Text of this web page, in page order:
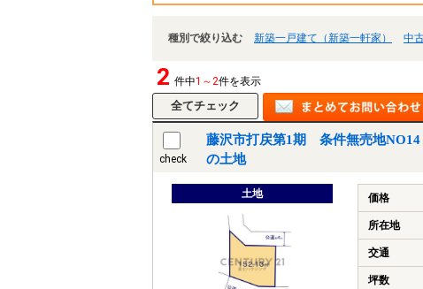
種別で絞り込む 新築一戸建て（新築一軒家） 中
2 件中1～2件を表示
check
藤沢市打戻第1期 条件無売地
の土地
土地 価格
所在地
交通
坪数